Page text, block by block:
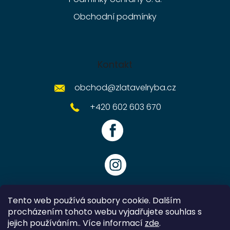
Tento web používá soubory cookie. Dalším
procházením tohoto webu vyjadřujete souhlas s
jejich používáním.. Více informací zde.
Obchodní podmínky
Kontakt
obchod@zlatavelryba.cz
+420 602 603 670